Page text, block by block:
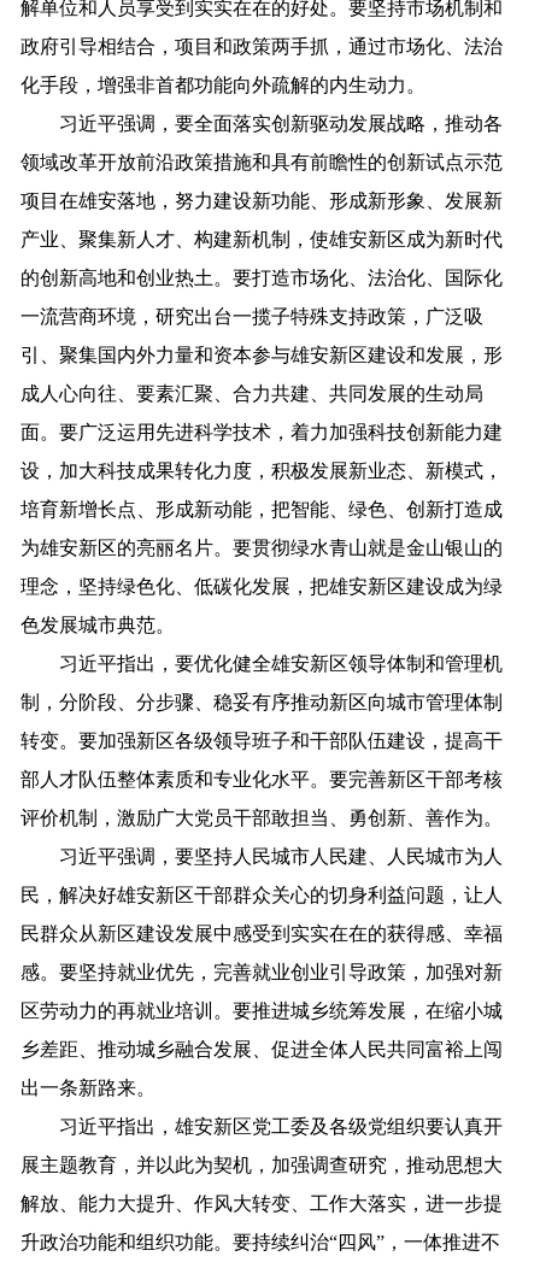
解单位和人员享受到实实在在的好处。要坚持市场机制和
政府引导相结合，项目和政策两手抓，通过市场化、法治
化手段，增强非首都功能向外疏解的内生动力。
习近平强调，要全面落实创新驱动发展战略，推动各
领域改革开放前沿政策措施和具有前瞻性的创新试点示范
项目在雄安落地，努力建设新功能、形成新形象、发展新
产业、聚集新人才、构建新机制，使雄安新区成为新时代
的创新高地和创业热土。要打造市场化、法治化、国际化
一流营商环境，研究出台一揽子特殊支持政策，广泛吸
引、聚集国内外力量和资本参与雄安新区建设和发展，形
成人心向往、要素汇聚、合力共建、共同发展的生动局
面。要广泛运用先进科学技术，着力加强科技创新能力建
设，加大科技成果转化力度，积极发展新业态、新模式，
培育新增长点、形成新动能，把智能、绿色、创新打造成
为雄安新区的亮丽名片。要贯彻绿水青山就是金山银山的
理念，坚持绿色化、低碳化发展，把雄安新区建设成为绿
色发展城市典范。
习近平指出，要优化健全雄安新区领导体制和管理机
制，分阶段、分步骤、稳妥有序推动新区向城市管理体制
转变。要加强新区各级领导班子和干部队伍建设，提高干
部人才队伍整体素质和专业化水平。要完善新区干部考核
评价机制，激励广大党员干部敢担当、勇创新、善作为。
习近平强调，要坚持人民城市人民建、人民城市为人
民，解决好雄安新区干部群众关心的切身利益问题，让人
民群众从新区建设发展中感受到实实在在的获得感、幸福
感。要坚持就业优先，完善就业创业引导政策，加强对新
区劳动力的再就业培训。要推进城乡统筹发展，在缩小城
乡差距、推动城乡融合发展、促进全体人民共同富裕上闯
出一条新路来。
习近平指出，雄安新区党工委及各级党组织要认真开
展主题教育，并以此为契机，加强调查研究，推动思想大
解放、能力大提升、作风大转变、工作大落实，进一步提
升政治功能和组织功能。要持续纠治“四风”，一体推进不